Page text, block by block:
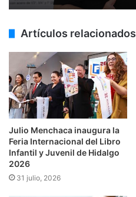
Artículos relacionados
Julio Menchaca inaugura la
Feria Internacional del Libro
Infantil y Juvenil de Hidalgo
2026
31 julio, 2026